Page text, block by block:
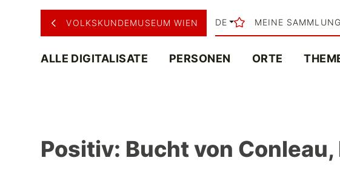
VOLKSKUNDEMUSEUM WIEN DE MEINE SAMMLUNG
ALLE DIGITALISATE PERSONEN ORTE
Positiv: Bucht von